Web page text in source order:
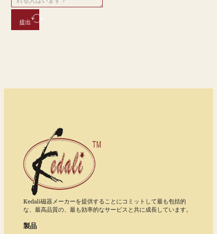
提出
Kedali磁器メーカーを提供することにコミットして最も包括的
な、最高品質の、最も効率的なサービスと共に成長しています。
製品